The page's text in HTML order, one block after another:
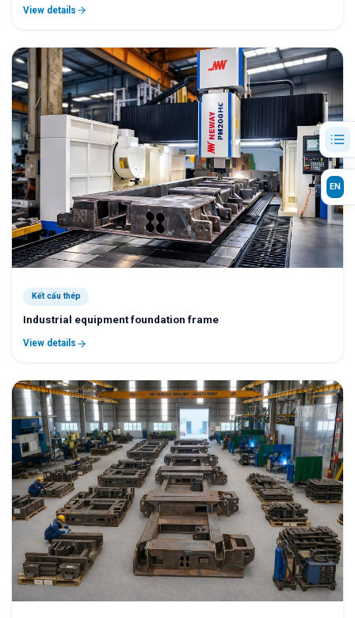
View details
Kết cấu thép
Industrial equipment foundation frame
View details
EN